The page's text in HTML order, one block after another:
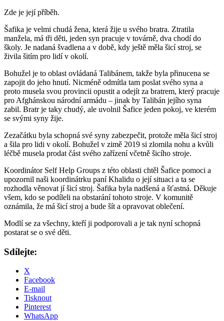
Zde je její příběh.
Šafika je velmi chudá žena, která žije u svého bratra. Ztratila
manžela, má tři děti, jeden syn pracuje v továrně, dva chodí do
školy. Je nadaná švadlena a v době, kdy ještě měla šicí stroj, se
živila šitím pro lidí v okolí.
Bohužel je to oblast ovládaná Talibánem, takže byla přinucena se
zapojit do jeho hnutí. Nicméně odmítla tam poslat svého syna a
proto musela svou provincii opustit a odejít za bratrem, který pracuje
pro Afghánskou národní armádu – jinak by Talibán jejího syna
zabil. Bratr je taky chudý, ale uvolnil Šafice jeden pokoj, ve kterém
se svými syny žije.
Zezačátku byla schopná své syny zabezpečit, protože měla šicí stroj
a šila pro lidi v okolí. Bohužel v zimě 2019 si zlomila nohu a kvůli
léčbě musela prodat část svého zařízení včetně šicího stroje.
Koordinátor Self Help Groups z této oblasti chtěl Šafice pomoci a
upozornil naši koordinátrku paní Khalidu o její situaci a ta se
rozhodla věnovat jí šicí stroj. Šafika byla nadšená a šťastná. Děkuje
všem, kdo se podíleli na obstarání tohoto stroje. V komunitě
oznámila, že má šicí stroj a bude šít a opravovat oblečení.
Modlí se za všechny, kteří ji podporovali a je tak nyní schopná
postarat se o své děti.
Sdílejte:
X
Facebook
E-mail
Tisknout
Pinterest
WhatsApp